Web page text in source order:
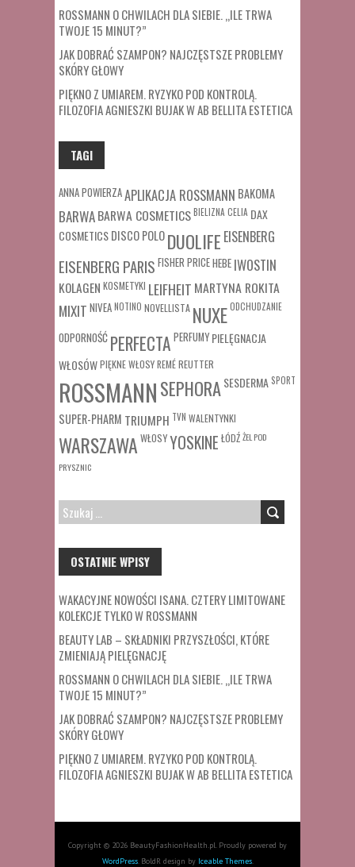
ROSSMANN O CHWILACH DLA SIEBIE. „ILE TRWA
TWOJE 15 MINUT?”
JAK DOBRAĆ SZAMPON? NAJCZĘSTSZE PROBLEMY
SKÓRY GŁOWY
PIĘKNO Z UMIAREM. RYZYKO POD KONTROLĄ.
FILOZOFIA AGNIESZKI BUJAK W AB BELLITA ESTETICA
TAGI
ANNA POWIERZAAPLIKACJA ROSSMANN BAKOMA
BARWABARWA COSMETICSBIELIZNA CELIA DAX
COSMETICSDISCO POLODUOLIFE EISENBERG
EISENBERG PARIS FISHER PRICEHEBE IWOSTIN
KOLAGEN KOSMETYKI LEIFHEIT MARTYNA ROKITA
MIXIT NIVEANOTINO NOVELLISTA NUXEODCHUDZANIE
ODPORNOŚĆ PERFECTA PERFUMY PIELĘGNACJA
WŁOSÓWPIĘKNE WŁOSYREMÉREUTTER
ROSSMANNSEPHORASESDERMA SPORT
SUPER-PHARM TRIUMPH TVN WALENTYNKI
WARSZAWA WŁOSYYOSKINE ŁÓDŹŻEL POD
PRYSZNIC
SZUKAJ:
OSTATNIE WPISY
WAKACYJNE NOWOŚCI ISANA. CZTERY LIMITOWANE
KOLEKCJE TYLKO W ROSSMANN
BEAUTY LAB – SKŁADNIKI PRZYSZŁOŚCI, KTÓRE
ZMIENIAJĄ PIELĘGNACJĘ
ROSSMANN O CHWILACH DLA SIEBIE. „ILE TRWA
TWOJE 15 MINUT?”
JAK DOBRAĆ SZAMPON? NAJCZĘSTSZE PROBLEMY
SKÓRY GŁOWY
PIĘKNO Z UMIAREM. RYZYKO POD KONTROLĄ.
FILOZOFIA AGNIESZKI BUJAK W AB BELLITA ESTETICA
Copyright © 2026 BeautyFashionHealth.pl. Proudly powered by
WordPress. BoldR design by Iceable Themes.